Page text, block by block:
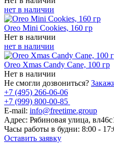
нет в наличии
Oreo Mini Cookies, 160 гр
Нет в наличии
нет в наличии
Oreo Xmas Candy Cane, 100 гр
Нет в наличии
Не смогли дозвониться?
+7 (495) 266-06-06
+7 (999) 800-00-85
E-mail: info@freetime.group
Адрес: Рябиновая улица,
Часы работы в будни: 8:00 -
Оставить заявку